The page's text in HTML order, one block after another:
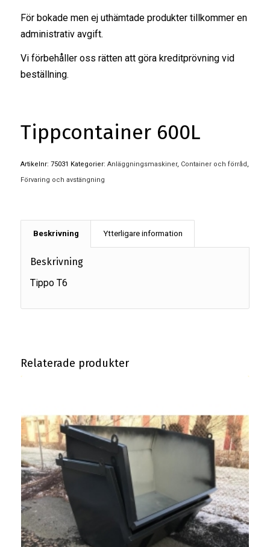
För bokade men ej uthämtade produkter tillkommer en
administrativ avgift.
Vi förbehåller oss rätten att göra kreditprövning vid
beställning.
Tippcontainer 600L
Artikelnr: 75031 Kategorier: Anläggningsmaskiner, Container och förråd,
Förvaring och avstängning
Beskrivning Ytterligare information
Beskrivning
Tippo T6
Relaterade produkter